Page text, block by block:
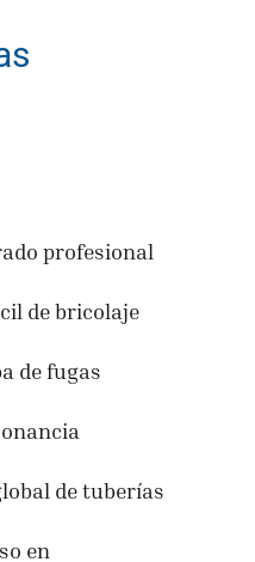
profesional
de bricolaje
de fugas
de tuberías
en